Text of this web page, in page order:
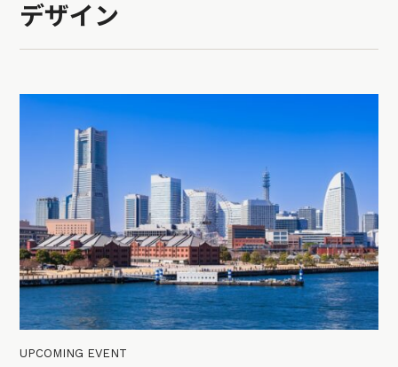
デザイン
UPCOMING EVENT